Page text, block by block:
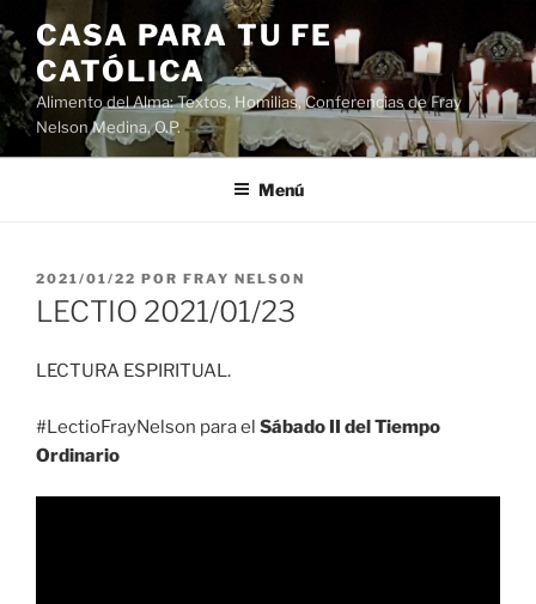
Saltar
al
contenido
CASA PARA TU FE
CATÓLICA
Alimento del Alma: Textos, Homilias, Conferencias de Fray
Nelson Medina, O.P.
Menú
PUBLICADO
EL
2021/01/22 POR FRAY NELSON
LECTIO 2021/01/23
LECTURA ESPIRITUAL.
#LectioFrayNelson para el Sábado II del Tiempo
Ordinario